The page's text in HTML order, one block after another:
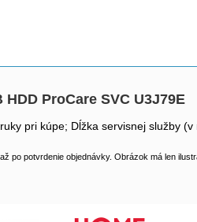
HDD ProCare SVC U3J79E
pri kúpe; Dĺžka servisnej služby
po potvrdenie objednávky. Obrázok má len